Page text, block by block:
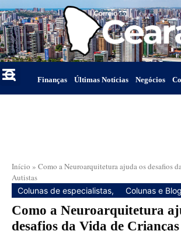
Finanças Últimas Notícias Negócios
Início » Como a Neuroarquitetura ajuda os desafios
Autistas
Colunas de especialistas, Colunas e
Como a Neuroarquitetura
desafios da Vida de